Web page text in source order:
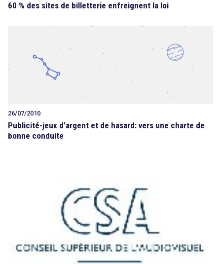
60 % des sites de billetterie enfreignent la loi
26/07/2010
Publicité-jeux d’argent et de hasard: vers une charte de
bonne conduite